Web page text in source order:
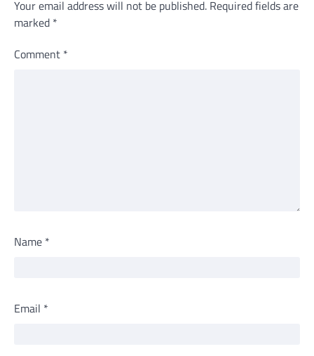
Your email address will not be published. Required fields are
marked *
Comment *
Name *
Email *